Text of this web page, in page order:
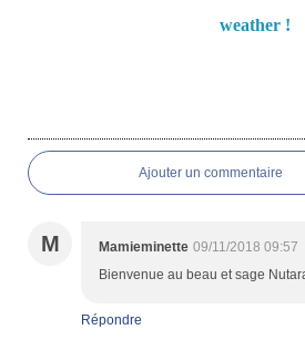
weather !
Ajouter un commentaire
M Mamieminette 09/11/2018 09:57
Bienvenue au beau et sage
Répondre